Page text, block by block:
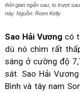
thời gian ngắn sau, Io trượt
này. Nguồn: Roen Kelly
Sao Hải Vươngcó
dù nó chìm rất
sáng ở cường độ
sát. Sao Hải
Bình và tây nam